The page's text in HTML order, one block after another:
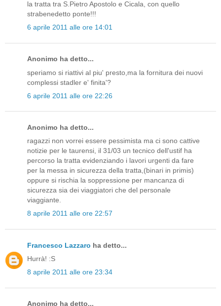
la tratta tra S.Pietro Apostolo e Cicala, con quello
strabenedetto ponte!!!
6 aprile 2011 alle ore 14:01
Anonimo ha detto...
speriamo si riattivi al piu' presto,ma la fornitura dei nuovi
complessi stadler e' finita'?
6 aprile 2011 alle ore 22:26
Anonimo ha detto...
ragazzi non vorrei essere pessimista ma ci sono cattive
notizie per le taurensi, il 31/03 un tecnico dell'ustif ha
percorso la tratta evidenziando i lavori urgenti da fare
per la messa in sicurezza della tratta,(binari in primis)
oppure si rischia la soppressione per mancanza di
sicurezza sia dei viaggiatori che del personale
viaggiante.
8 aprile 2011 alle ore 22:57
Francesco Lazzaro ha detto...
Hurrà! :S
8 aprile 2011 alle ore 23:34
Anonimo ha detto...